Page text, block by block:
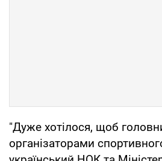
"Дуже хотілося, щоб
організаторами